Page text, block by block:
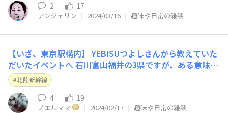
2 17
アンジェリン | 2024/03/16 | 趣味や日常の雑談
【いざ、東京駅構内】 YEBISUつよしさんから教えていた
だいたイベントへ 石川富山福井の3県ですが、ある意味、
福井竜目立ってました😲 物産販売では、ビーバー各種と
まつやのとり味噌各種が皆さんをお出迎えです😊
北陸新幹線
4 19
ノエルママ | 2024/02/17 | 趣味や日常の雑談